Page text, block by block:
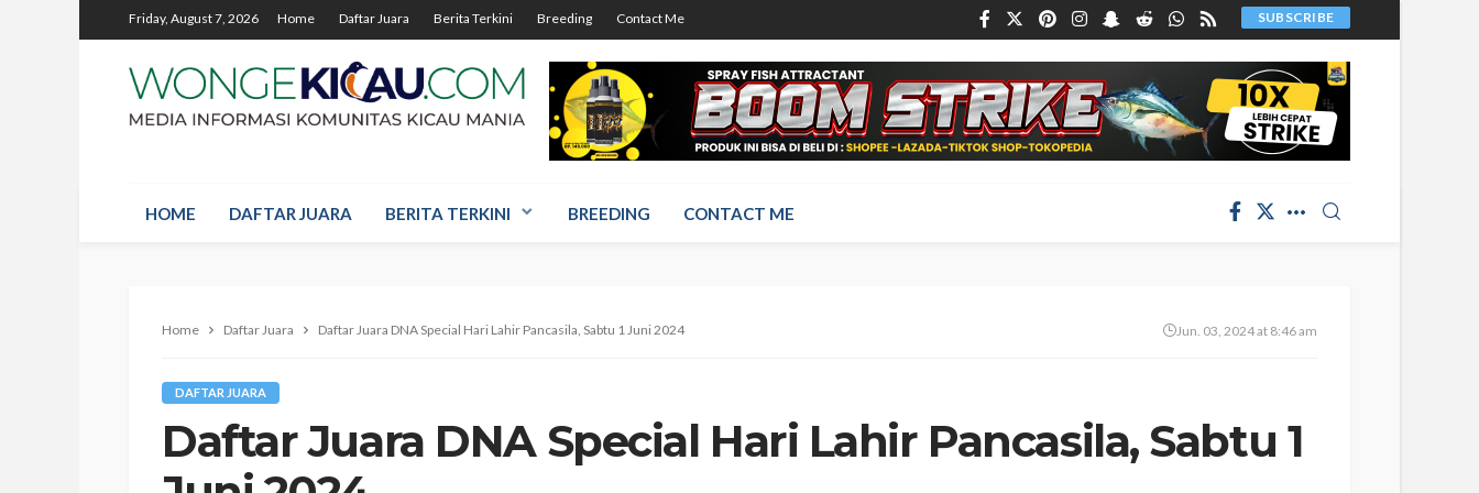
Friday, August 7, 2026 Home Daftar Juara Berita Terkini Breeding Contact Me SUBSCRIBE
HOME DAFTAR JUARA BERITA TERKINI BREEDING CONTACT ME
Home Daftar Juara Daftar Juara DNA Special Hari Lahir Pancasila, Sabtu 1 Juni 2024 Jun. 03, 2024 at 8:46 am
DAFTAR JUARA
Daftar Juara DNA Special Hari Lahir Pancasila, Sabtu 1